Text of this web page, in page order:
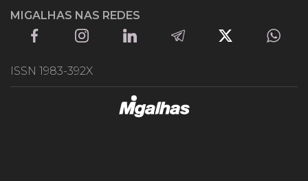
MIGALHAS NAS REDES
ISSN 1983-392X